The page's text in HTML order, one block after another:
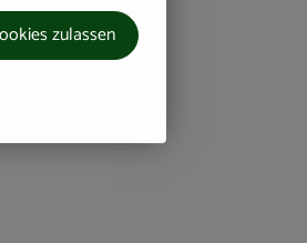
zulassen